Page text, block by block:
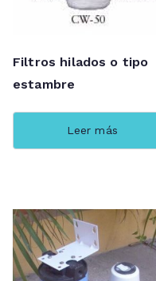
Filtros hilados o tipo
estambre
Leer más